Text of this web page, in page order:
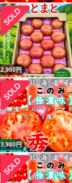
2,900円
3,980円